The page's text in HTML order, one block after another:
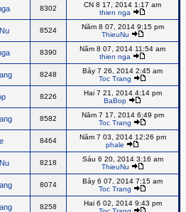
8302
CN 8 17, 2014 1:17 am
thien nga
8524
Năm 8 07, 2014 9:15 pm
ThieuNu
8390
Năm 8 07, 2014 11:54 am
thien nga
8248
Bảy 7 26, 2014 2:45 am
Toc Trang
8226
Hai 7 21, 2014 4:14 pm
BaBop
8582
Năm 7 17, 2014 6:49 pm
Toc Trang
8464
Năm 7 03, 2014 12:26 pm
phale
8218
Sáu 6 20, 2014 3:16 am
ThieuNu
8074
Bảy 6 07, 2014 7:15 am
Toc Trang
8258
Hai 6 02, 2014 9:43 pm